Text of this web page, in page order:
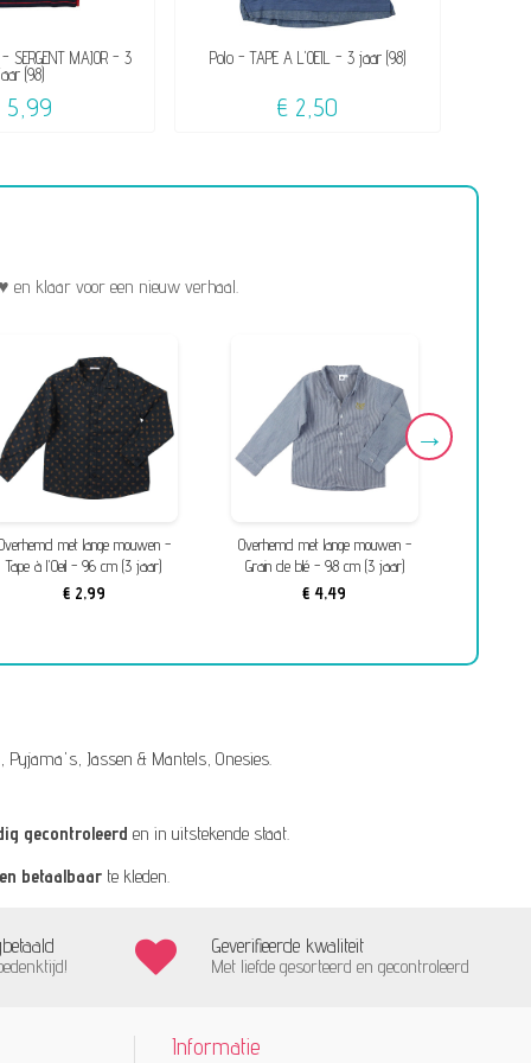
SERGENT MAJOR - 3
(98)
5,99
Polo - TAPE A L'OEIL - 3 jaar (98)
€ 2,50
en klaar voor een nieuw verhaal.
met lange mouwen -
Tape à l'Oeil - 96 cm (3 jaar)
€ 2,99
Overhemd met lange mouwen -
Grain de blé - 98 cm (3 jaar)
€ 4,49
, Pyjama's, Jassen & Mantels, Onesies.
gecontroleerd en in uitstekende staat.
betaalbaar te kleden.
Geverifieerde kwaliteit
Met liefde gesorteerd en gecontroleerd
Informatie